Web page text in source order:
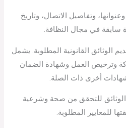
وتفاصيل الاتصال، وتاريخ
سابقة في مجال النظافة.
الوثائق القانونية المطلوبة. يشمل
وترخيص العمل وشهادة الضمان
أخرى ذات الصلة.
الوثائق للتحقق من صحة وشرعية
للمعايير المطلوبة.